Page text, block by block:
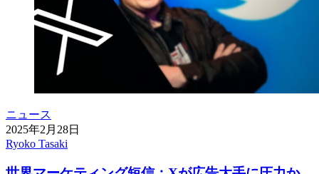
ニュース
2025年2月28日
Ryoko Tasaki